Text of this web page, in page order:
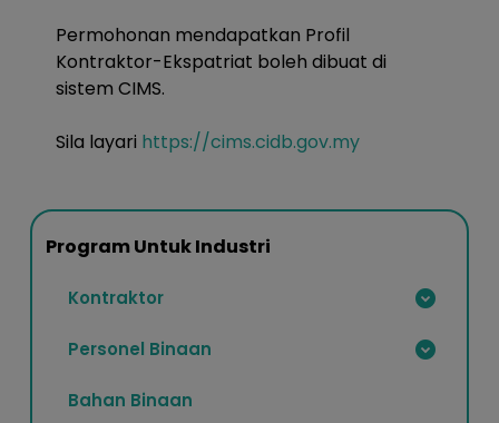
Permohonan mendapatkan Profil
Kontraktor-Ekspatriat boleh dibuat di
sistem CIMS.
Sila layari https://cims.cidb.gov.my
Program Untuk Industri
Kontraktor
Personel Binaan
Bahan Binaan